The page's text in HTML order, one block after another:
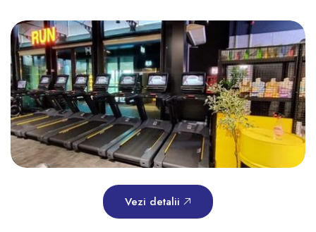
Vezi detalii